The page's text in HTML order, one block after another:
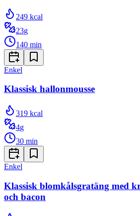
249 kcal
23g
140 min
Enkel
Klassisk hallonmousse
319 kcal
4g
30 min
Enkel
Klassisk blomkålsgratäng med
och bacon